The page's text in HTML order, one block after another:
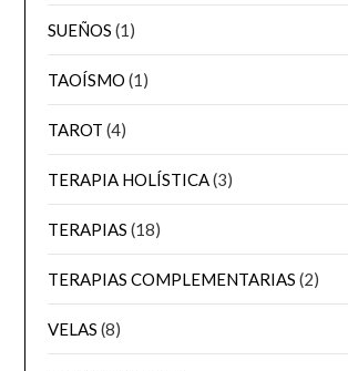
SUEÑOS (1)
TAOÍSMO (1)
TAROT (4)
TERAPIA HOLÍSTICA(3)
TERAPIAS (18)
TERAPIAS COMPLEMENTARIAS (2)
VELAS (8)